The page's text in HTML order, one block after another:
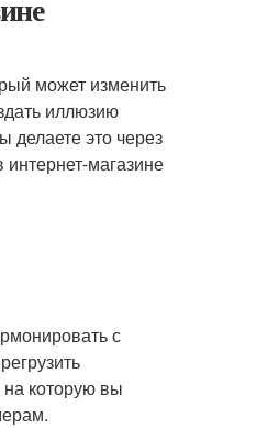
может изменить
иллюзию
делаете это через
магазине
с
на которую вы